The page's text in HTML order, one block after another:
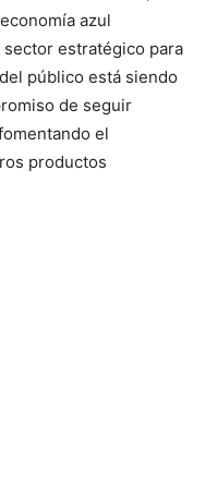
azul
estratégico para
público está siendo
de seguir
el
productos